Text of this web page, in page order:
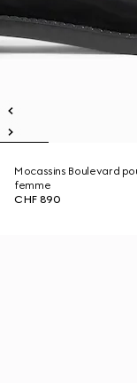
Mocassins Boulevard
femme
CHF 890